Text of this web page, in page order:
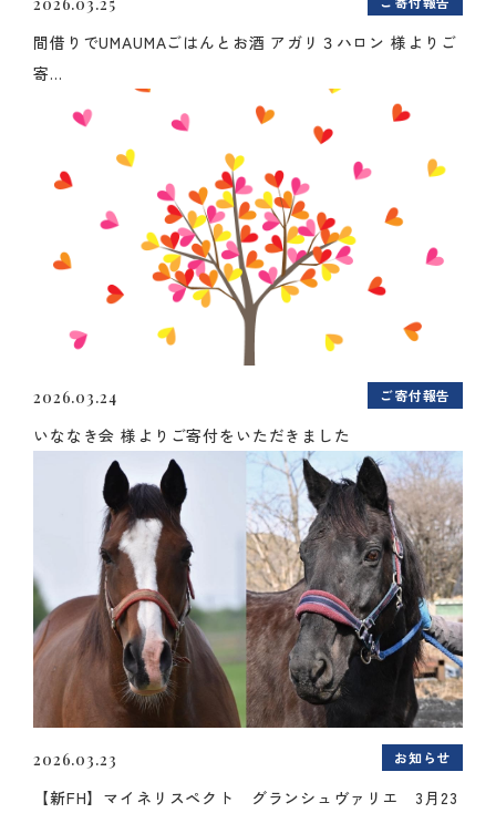
間借りでUMAUMAごはんとお酒 アガリ３ハロン 様よりご
寄...
2026.03.24 ご寄付報告
いななき会 様よりご寄付をいただきました
2026.03.23 お知らせ
【新FH】マイネリスペクト グランシュヴァリエ 3月23